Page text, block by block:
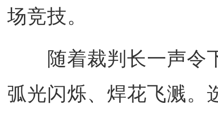
场竞技。
随着裁判长一声令
弧光闪烁、焊花飞溅。